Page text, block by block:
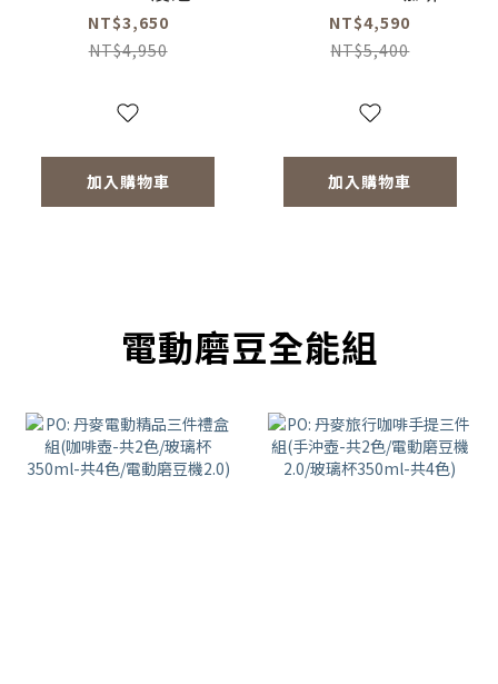
濾杯組
NT$3,650
NT$4,950
加入購物車
動磨豆機
NT$4,590
NT$5,400
加入購物車
電動磨豆全能組